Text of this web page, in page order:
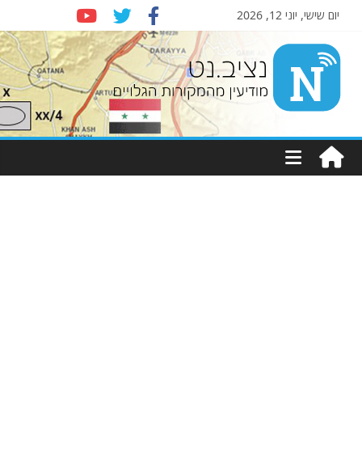
יום שישי, יוני 12, 2026
Nziv.net
מודיעין
מהמקורות